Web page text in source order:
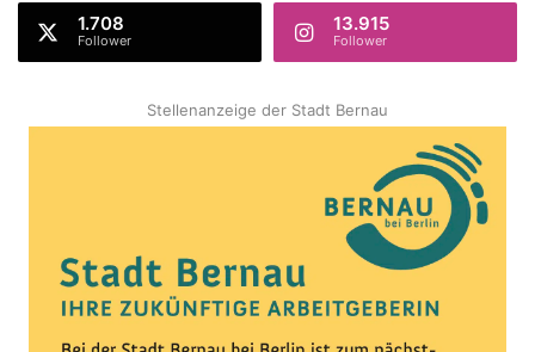
1.708
Follower
13.915
Follower
Stellenanzeige der Stadt Bernau